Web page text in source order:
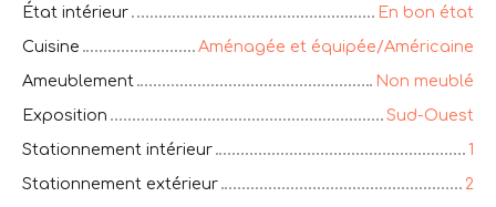
État intérieur
En bon état
Cuisine
Aménagée et équipée/Américaine
Ameublement
Non meublé
Exposition
Sud-Ouest
Stationnement intérieur
1
Stationnement extérieur
2